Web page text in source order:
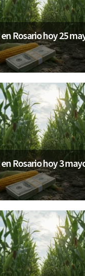
Rosario hoy 25
Rosario hoy 3